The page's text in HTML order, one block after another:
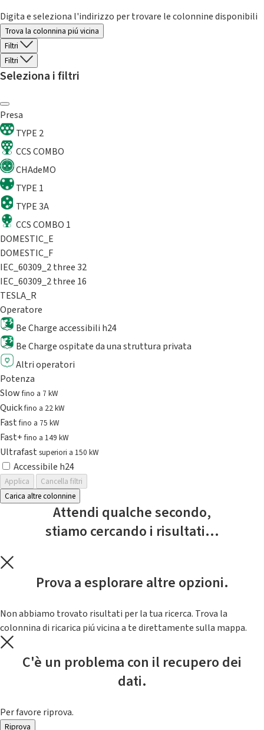
Digita e seleziona l'indirizzo per trovare le colonnine disponibili
Trova la colonnina piú vicina
Filtri
Filtri
Seleziona i filtri
Presa
TYPE 2
CCS COMBO
CHAdeMO
TYPE 1
TYPE 3A
CCS COMBO 1
DOMESTIC_E
DOMESTIC_F
IEC_60309_2 three 32
IEC_60309_2 three 16
TESLA_R
Operatore
Be Charge accessibili h24
Be Charge ospitate da una struttura privata
Altri operatori
Potenza
Slowfino a 7 kW
Quickfino a 22 kW
Fastfino a 75 kW
Fast+fino a 149 kW
Ultrafast superiori a 150 kW
Accessibile h24
Applica
Cancella filtri
Carica altre colonnine
Attendi qualche secondo,
stiamo cercando i risultati...
Prova a esplorare altre opzioni.
Non abbiamo trovato risultati per la tua ricerca. Trova la
colonnina di ricarica piú vicina a te direttamente sulla mappa.
C'è un problema con il recupero dei
dati.
Per favore riprova.
Riprova